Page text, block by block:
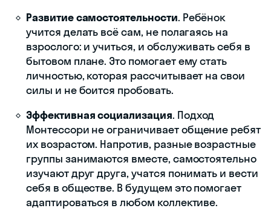
Развитие самостоятельности. Ребёнок
учится делать всё сам, не полагаясь на
взрослого: и учиться, и обслуживать себя в
бытовом плане. Это помогает ему стать
личностью, которая рассчитывает на свои
силы и не боится пробовать.
Эффективная социализация. Подход
Монтессори не ограничивает общение ребят
их возрастом. Напротив, разные возрастные
группы занимаются вместе, самостоятельно
изучают друг друга, учатся понимать и вести
себя в обществе. В будущем это помогает
адаптироваться в любом коллективе.